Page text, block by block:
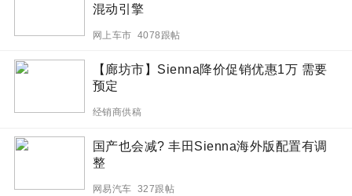
混动引擎
网上车市 4078跟帖
【廊坊市】Sienna降价促销优惠1万 需要
预定
经销商供稿
国产也会减? 丰田Sienna海外版配置有调
整
网易汽车 327跟帖